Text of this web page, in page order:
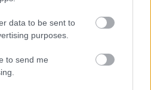
data to be sent to
purposes.
to send me
''Σε ενάμιση χρόνο, το
'Αμεσα μέτρα για